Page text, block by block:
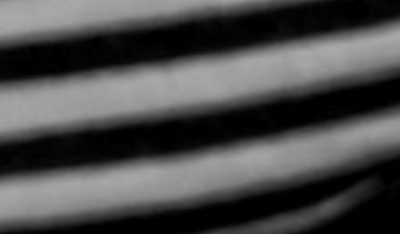
03 EVENTOS
04 TOCA CON NOSOTROS
QUIÉNES SOMOS
NUESTRA HISTORIA RIDER TÉCNICO
GALERÍA
DE IMÁGENES